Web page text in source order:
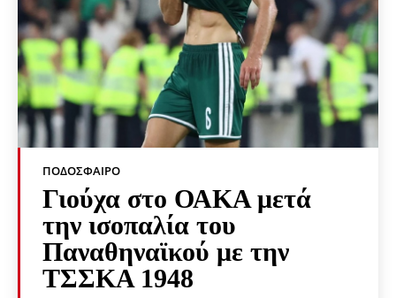
ΠΟΔΌΣΦΑΙΡΟ
Γιούχα στο ΟΑΚΑ μετά
την ισοπαλία του
Παναθηναϊκού με την
ΤΣΣΚΑ 1948